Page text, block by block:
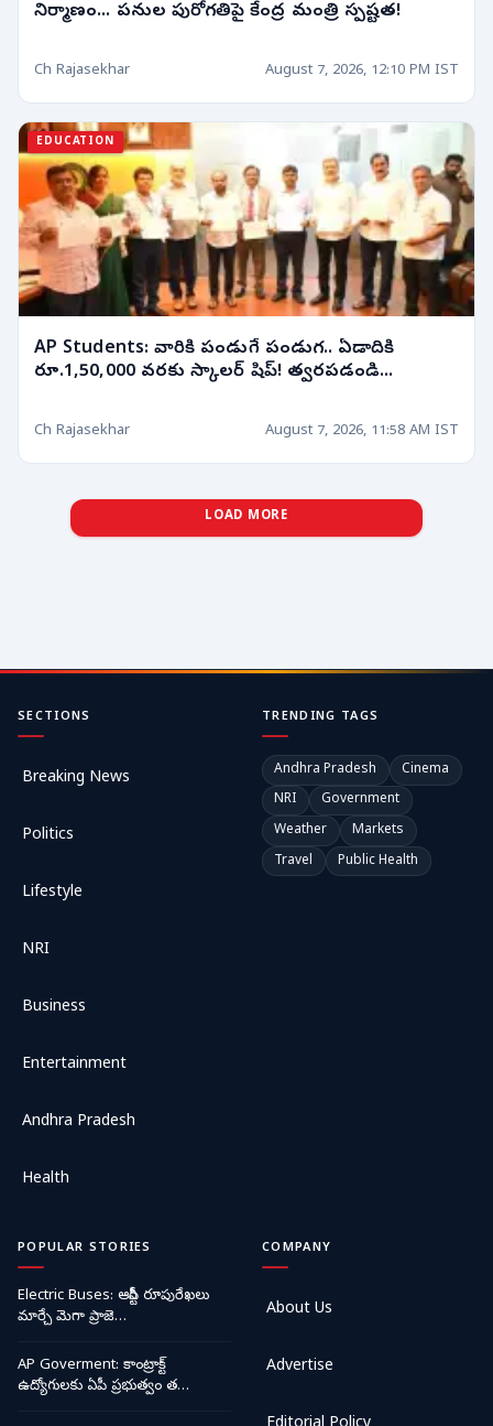
నిర్మాణం... పనుల పురోగతిపై కేంద్ర మంత్రి స్పష్టత!
Ch Rajasekhar August 7, 2026, 12:10 PM IST
EDUCATION
AP Students: వారికి పండుగే పండుగ.. ఏడాదికి
రూ.1,50,000 వరకు స్కాలర్ షిప్! త్వరపడండి...
Ch Rajasekhar August 7, 2026, 11:58 AM IST
LOAD MORE
SECTIONS
Breaking News
Politics
Lifestyle
NRI
Business
Entertainment
Andhra Pradesh
Health
TRENDING TAGS
Andhra Pradesh
Cinema
NRI
Government
Weather
Markets
Travel
Public Health
POPULAR STORIES
Electric Buses: ఆర్టీసీ రూపురేఖలు
మార్చే మెగా ప్రాజె…
AP Goverment: కాంట్రాక్ట్
ఉద్యోగులకు ఏపీ ప్రభుత్వం త…
COMPANY
About Us
Advertise